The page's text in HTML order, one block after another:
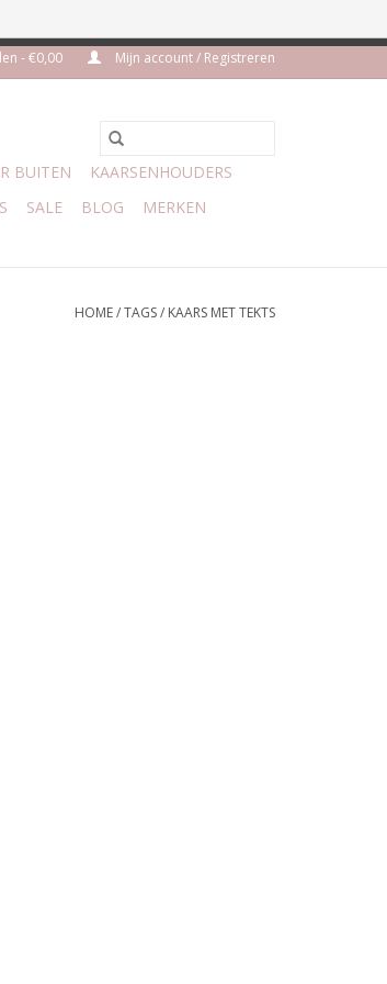
- €0,00 Mijn account / Registreren
BUITEN
KAARSENHOUDERS
SALE BLOG MERKEN
HOME/TAGS/ KAARS MET TEKTS